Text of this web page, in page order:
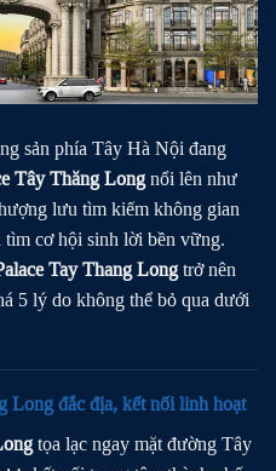
sản phía Tây Hà Nội đang
Tây Thăng Long nổi lên như
lưu tìm kiếm không gian
tìm cơ hội sinh lời bền vững.
Tay Thang Long trở nên
5 lý do không thể bỏ qua dưới
Long đắc địa, kết nối linh hoạt
tọa lạc ngay mặt đường Tây